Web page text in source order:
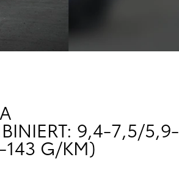
9,4-7,5/5,9-5
G/KM)